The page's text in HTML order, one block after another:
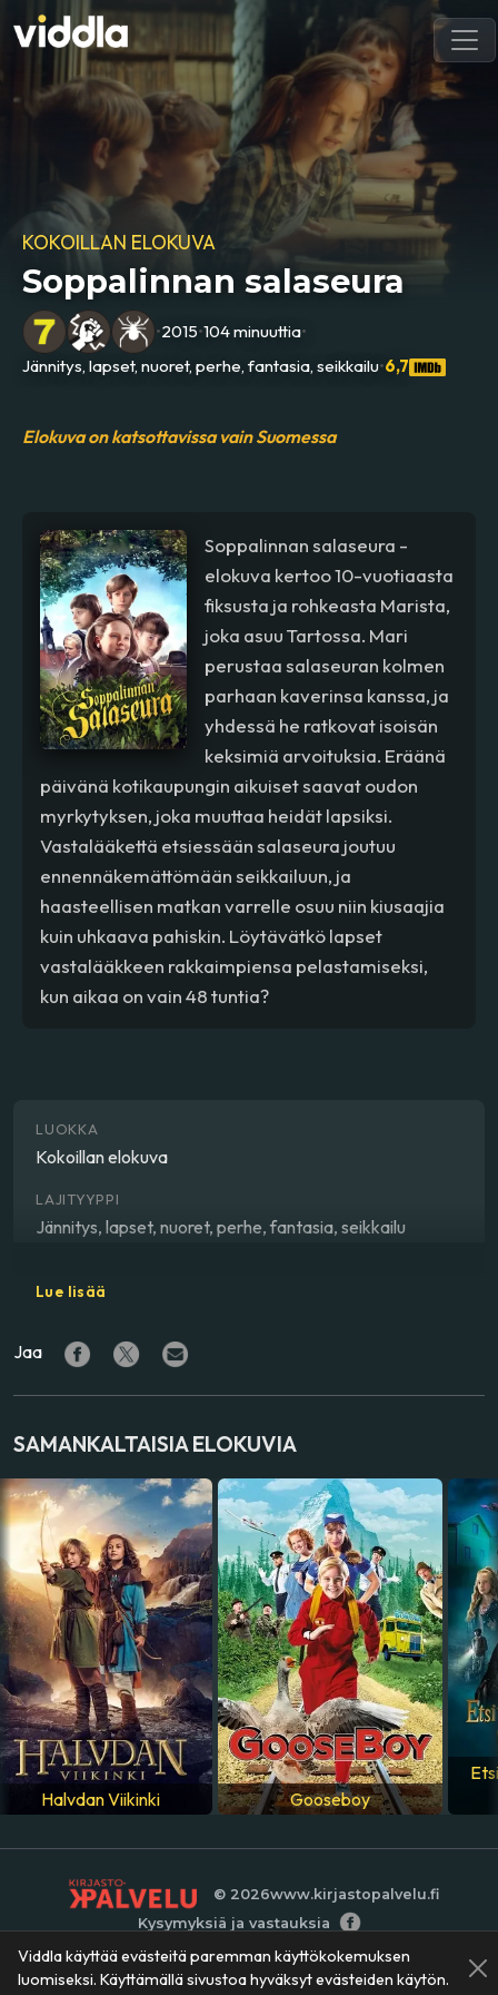
KOKOILLAN ELOKUVA
Soppalinnan salaseura
•2015•104 minuuttia•
Jännitys, lapset, nuoret, perhe, fantasia, seikkailu•6,7
Elokuva on katsottavissa vain Suomessa
Soppalinnan salaseura -
elokuva kertoo 10-vuotiaasta
fiksusta ja rohkeasta Marista,
joka asuu Tartossa. Mari
perustaa salaseuran kolmen
parhaan kaverinsa kanssa, ja
yhdessä he ratkovat isoisän
keksimiä arvoituksia. Eräänä
päivänä kotikaupungin aikuiset saavat oudon
myrkytyksen, joka muuttaa heidät lapsiksi.
Vastalääkettä etsiessään salaseura joutuu
ennennäkemättömään seikkailuun, ja
haasteellisen matkan varrelle osuu niin kiusaajia
kuin uhkaava pahiskin. Löytävätkö lapset
vastalääkkeen rakkaimpiensa pelastamiseksi,
kun aikaa on vain 48 tuntia?
LUOKKA
Kokoillan elokuva
LAJITYYPPI
Jännitys, lapset, nuoret, perhe, fantasia, seikkailu
Margus Paju
NÄYTTELIJÄ
ÄÄNINÄYTTELIJÄT
Seera Alexander (Mari) ,Saana Norra (Satu),Waltteri
Helisalo (Olavi),Fredi Salminen (Antti)
VALMISTUSMAA
Suomi,Viro
ÄÄNIRAIDAT
suomi
Lue lisää
Jaa
SAMANKALTAISIA ELOKUVIA
Halvdan Viikinki Gooseboy
© 2026www.kirjastopalvelu.fi
Kysymyksiä ja vastauksia
Viddla käyttää evästeitä paremman käyttökokemuksen
luomiseksi. Käyttämällä sivustoa hyväksyt evästeiden käytön.